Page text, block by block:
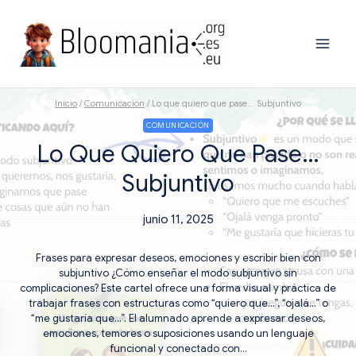
contenido
Inicio / Comunicación / Lo que quiero que pase… Subjuntivo
COMUNICACIÓN
Lo Que Quiero Que Pase…
Subjuntivo
junio 11, 2025
Frases para expresar deseos, emociones y escribir bien con
subjuntivo ¿Cómo enseñar el modo subjuntivo sin
complicaciones? Este cartel ofrece una forma visual y práctica de
trabajar frases con estructuras como “quiero que…”, “ojalá…” o
“me gustaría que…”. El alumnado aprende a expresar deseos,
emociones, temores o suposiciones usando un lenguaje
funcional y conectado con…